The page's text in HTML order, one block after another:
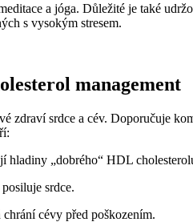
a jóga. Důležité je také
s vysokým stresem.
management
zdraví srdce a cév. Doporučuje
hladiny „dobrého“ HDL
srdce.
cévy před poškozením.